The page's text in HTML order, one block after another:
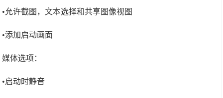
•允许截图，文本选择和共享图像视图
•添加启动画面
媒体选项：
•启动时静音